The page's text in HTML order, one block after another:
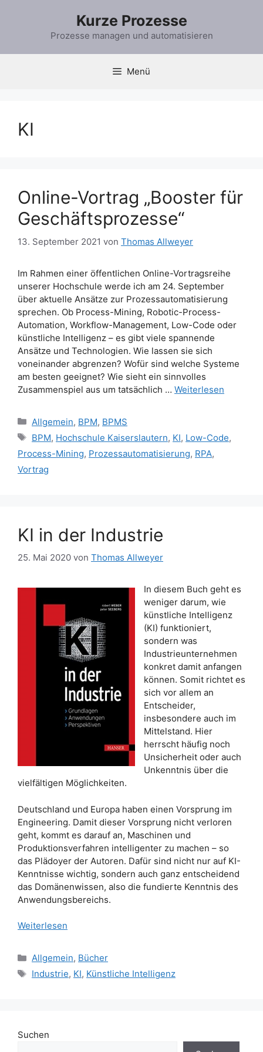
Kurze Prozesse
Prozesse managen und automatisieren
Menü
KI
Online-Vortrag „Booster für
Geschäftsprozesse“
13. September 2021 von Thomas Allweyer
Im Rahmen einer öffentlichen Online-Vortragsreihe
unserer Hochschule werde ich am 24. September
über aktuelle Ansätze zur Prozessautomatisierung
sprechen. Ob Process-Mining, Robotic-Process-
Automation, Workflow-Management, Low-Code oder
künstliche Intelligenz – es gibt viele spannende
Ansätze und Technologien. Wie lassen sie sich
voneinander abgrenzen? Wofür sind welche Systeme
am besten geeignet? Wie sieht ein sinnvolles
Zusammenspiel aus um tatsächlich … Weiterlesen
Kategorien
Allgemein, BPM, BPMS
Schlagwörter
BPM, Hochschule Kaiserslautern, KI, Low-Code,
Process-Mining, Prozessautomatisierung, RPA,
Vortrag
KI in der Industrie
25. Mai 2020 von Thomas Allweyer
In diesem Buch geht es
weniger darum, wie
künstliche Intelligenz
(KI) funktioniert,
sondern was
Industrieunternehmen
konkret damit anfangen
können. Somit richtet es
sich vor allem an
Entscheider,
insbesondere auch im
Mittelstand. Hier
herrscht häufig noch
Unsicherheit oder auch
Unkenntnis über die
vielfältigen Möglichkeiten.
Deutschland und Europa haben einen Vorsprung im
Engineering. Damit dieser Vorsprung nicht verloren
geht, kommt es darauf an, Maschinen und
Produktionsverfahren intelligenter zu machen – so
das Plädoyer der Autoren. Dafür sind nicht nur auf KI-
Kenntnisse wichtig, sondern auch ganz entscheidend
das Domänenwissen, also die fundierte Kenntnis des
Anwendungsbereichs.
Weiterlesen
Kategorien
Allgemein, Bücher
Schlagwörter
Industrie, KI, Künstliche Intelligenz
Suchen